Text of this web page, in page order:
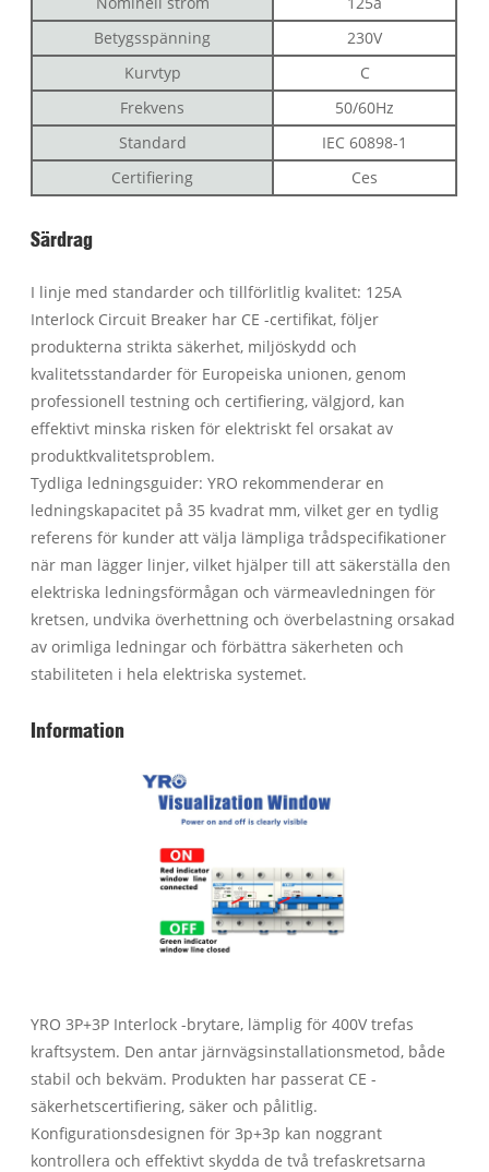
Betygsspänning
230V
Kurvtyp
C
Frekvens
50/60Hz
Standard
IEC 60898-1
Certifiering
Ces
Särdrag
I linje med standarder och tillförlitlig kvalitet: 125A
Interlock Circuit Breaker har CE -certifikat, följer
produkterna strikta säkerhet, miljöskydd och
kvalitetsstandarder för Europeiska unionen, genom
professionell testning och certifiering, välgjord, kan
effektivt minska risken för elektriskt fel orsakat av
produktkvalitetsproblem.
Tydliga ledningsguider: YRO rekommenderar en
ledningskapacitet på 35 kvadrat mm, vilket ger en tydlig
referens för kunder att välja lämpliga trådspecifikationer
när man lägger linjer, vilket hjälper till att säkerställa den
elektriska ledningsförmågan och värmeavledningen för
kretsen, undvika överhettning och överbelastning orsakad
av orimliga ledningar och förbättra säkerheten och
stabiliteten i hela elektriska systemet.
Information
YRO 3P+3P Interlock -brytare, lämplig för 400V trefas
kraftsystem. Den antar järnvägsinstallationsmetod, både
stabil och bekväm. Produkten har passerat CE -
säkerhetscertifiering, säker och pålitlig.
Konfigurationsdesignen för 3p+3p kan noggrant
kontrollera och effektivt skydda de två trefaskretsarna